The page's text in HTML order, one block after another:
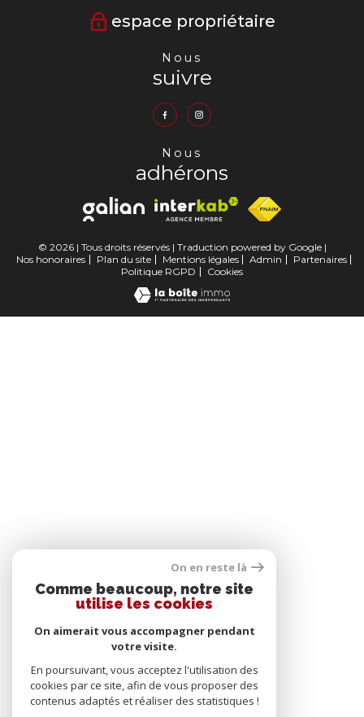
espace propriétaire
Nous
suivre
Nous
adhérons
© 2026 | Tous droits réservés | Traduction powered by Google |
Nos honoraires
Plan du site Mentions légales Admin
Partenaires
Politique RGPD
Cookies
On en reste là
Comme beaucoup, notre site
utilise les cookies
On aimerait vous accompagner pendant
votre visite.
En poursuivant, vous acceptez l'utilisation des
cookies par ce site, afin de vous proposer des
contenus adaptés et réaliser des statistiques !